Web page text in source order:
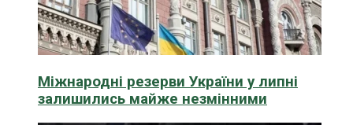
Міжнародні резерви України у липні
залишились майже незмінними